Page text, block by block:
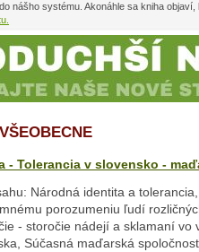
- Tolerancia v slovensko -
Národná identita a
porozumeniu ľudí
- storočie nádejí a sklamaní vo
Súčasná maďarská
nášho systému. Akonáhle sa kniha objaví,